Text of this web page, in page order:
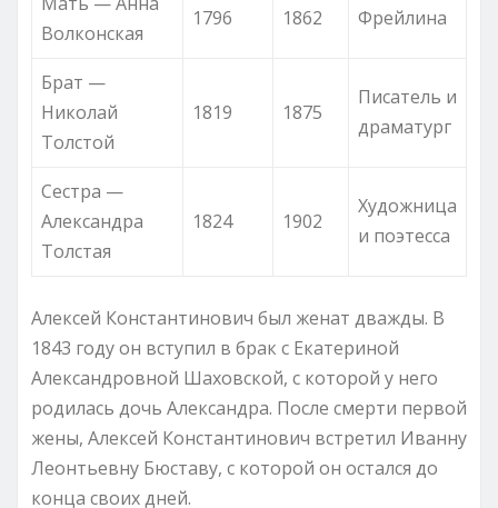
Волконская
1796 1862 Фрейлина
Брат —
Николай
Толстой
1819 1875
Писатель и
драматург
Сестра —
Александра
Толстая
1824 1902
Художница
и поэтесса
Алексей Константинович был женат дважды. В
1843 году он вступил в брак с Екатериной
Александровной Шаховской, с которой у него
родилась дочь Александра. После смерти первой
жены, Алексей Константинович встретил Иванну
Леонтьевну Бюставу, с которой он остался до
конца своих дней.